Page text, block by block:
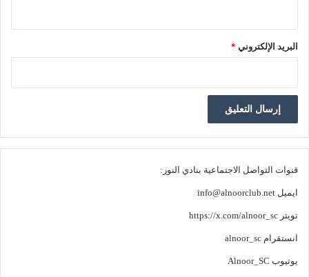
البريد الإلكتروني *
قنوات التواصل الاجتماعية بنادي النور:
ايميل info@alnoorclub.net
تويتر https://x.com/alnoor_sc
انستقرام alnoor_sc
يوتيوب Alnoor_SC